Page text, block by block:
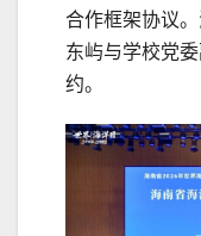
合作框架协议
东屿与学校党
约。